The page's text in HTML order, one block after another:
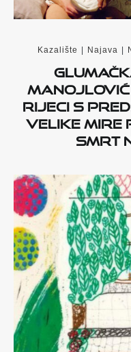
Kazalište Najava
Rijeci s
velike Mire
smrt